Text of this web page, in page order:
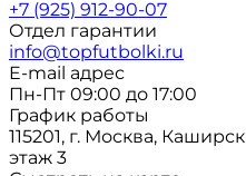
+7 (925) 912-90-07
Отдел гарантии
info@topfutbolki.ru
E-mail адрес
Пн-Пт 09:00 до 17:00
График работы
115201, г. Москва,
этаж 3